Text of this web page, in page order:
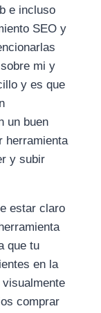
e incluso
SEO y
mi y
y es que
un buen
herramienta
y subir
estar claro
que tu
en la
comprar